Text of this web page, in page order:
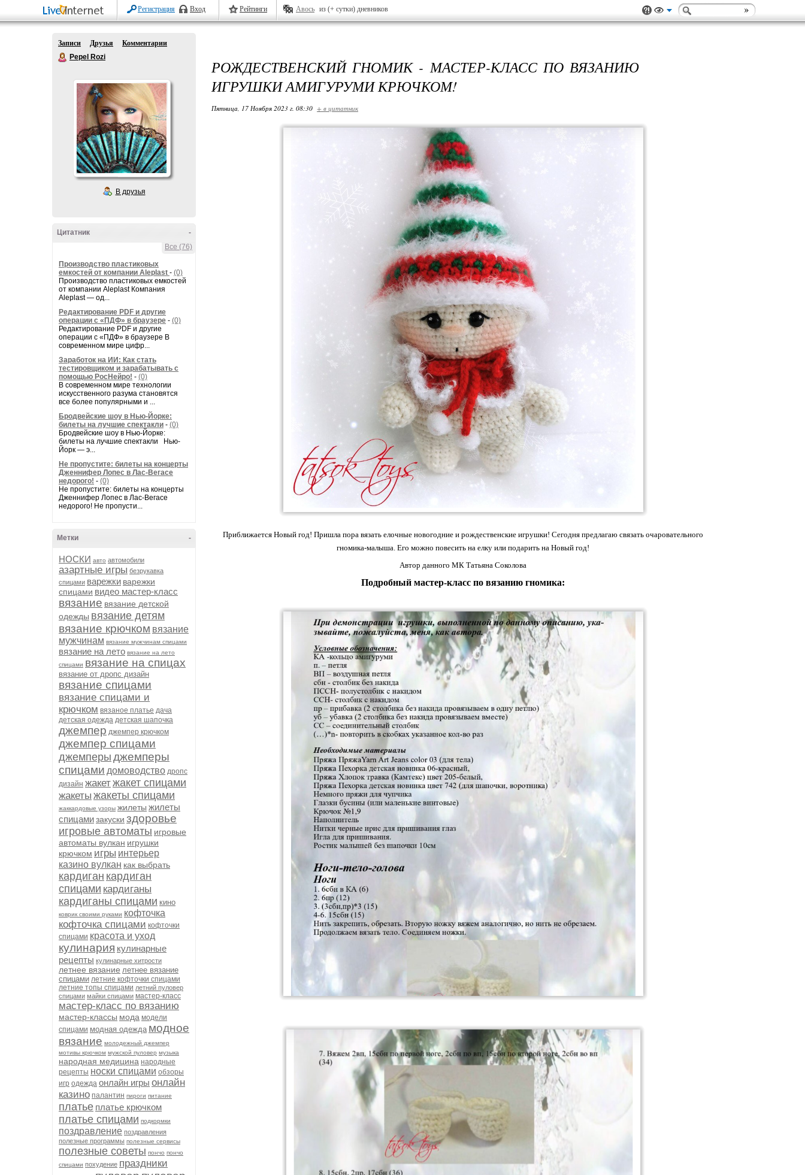
Регистрация Вход Рейтинги Авось из (+ сутки) дневников
Записи Друзья
Комментарии
Pepel Rozi
В друзья
-
Цитатник
Все (76)
Производство пластиковых
емкостей от компании Aleplast - (0)
Производство пластиковых емкостей
от компании Aleplast Компания
Aleplast — од...
Редактирование PDF и другие
операции с «ПДФ» в браузере - (0)
Редактирование PDF и другие
операции с «ПДФ» в браузере В
современном мире цифр...
Заработок на ИИ: Как стать
тестировщиком и зарабатывать с
помощью РосНейро! - (0)
В современном мире технологии
искусственного разума становятся
все более популярными и ...
Бродвейские шоу в Нью-Йорке:
билеты на лучшие спектакли - (0)
Бродвейские шоу в Нью-Йорке:
билеты на лучшие спектакли Нью-
Йорк — э...
Не пропустите: билеты на концерты
Дженнифер Лопес в Лас-Вегасе
недорого! - (0)
Не пропустите: билеты на концерты
Дженнифер Лопес в Лас-Вегасе
недорого! Не пропусти...
-
Метки
НОСКИ авто автомобили
азартные игры безрукавка
спицами варежки варежки
спицами видео мастер-класс
вязание вязание детской
одежды вязание детям
вязание крючком вязание
мужчинам вязание мужчинам спицами
вязание на лето вязание на лето
спицами вязание на спицах
вязание от дропс дизайн
вязание спицами
вязание спицами и
крючком вязаное платье дача
детская одежда детская шапочка
джемпер джемпер крючком
джемпер спицами
джемперы джемперы
спицами домоводство дропс
дизайн жакетжакет спицами
жакеты жакеты спицами
жаккардовые узоры жилеты жилеты
спицамизакуски здоровье
игровые автоматы игровые
автоматы вулкан игрушки
крючком игры интерьер
казино вулкан как выбрать
кардиган кардиган
спицами кардиганы
кардиганы спицами кино
коврик своими руками кофточка
кофточка спицами кофточки
спицами красота и уход
кулинария кулинарные
рецепты кулинарные хитрости
летнее вязание летнее вязание
спицами летние кофточки спицами
летние топы спицами летний пуловер
спицами майки спицами мастер-класс
мастер-класс по вязанию
мастер-классы мода модели
спицами модная одежда модное
вязание молодежный джемпер
мотивы крючком мужской пуловер музыка
народная медицина народные
рецепты носки спицами обзоры
игр одежда онлайн игры онлайн
казино палантин пироги питание
платье платье крючком
платье спицами подкормки
поздравление поздравления
полезные программы полезные сервисы
полезные советы пончо пончо
спицами похудение праздники
РОЖДЕСТВЕНСКИЙ ГНОМИК - МАСТЕР-КЛАСС ПО ВЯЗАНИЮ
ИГРУШКИ АМИГУРУМИ КРЮЧКОМ!
Пятница, 17 Ноября 2023 г. 08:30 + в цитатник
Приближается Новый год! Пришла пора вязать елочные новогодние и рождественские игрушки! Сегодня предлагаю связать очаровательного
гномика-малыша. Его можно повесить на елку или подарить на Новый год!
Автор данного МК Татьяна Соколова
Подробный мастер-класс по вязанию гномика: